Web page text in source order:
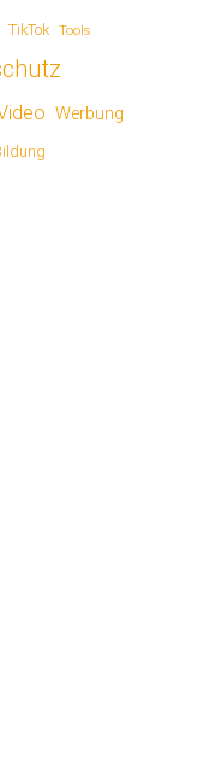
TikTok Tools
Werbung